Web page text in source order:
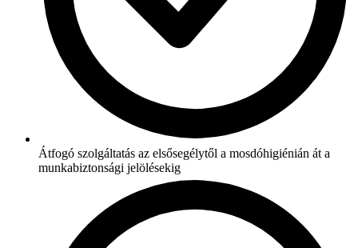
Átfogó szolgáltatás az elsősegélytől a mosdóhigiénián át a
munkabiztonsági jelölésekig